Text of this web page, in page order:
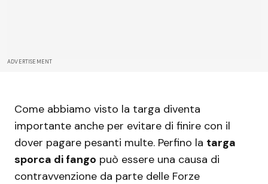
ADVERTISEMENT
Come abbiamo visto la targa diventa
importante anche per evitare di finire con il
dover pagare pesanti multe. Perfino la targa
sporca di fango può essere una causa di
contravvenzione da parte delle Forze